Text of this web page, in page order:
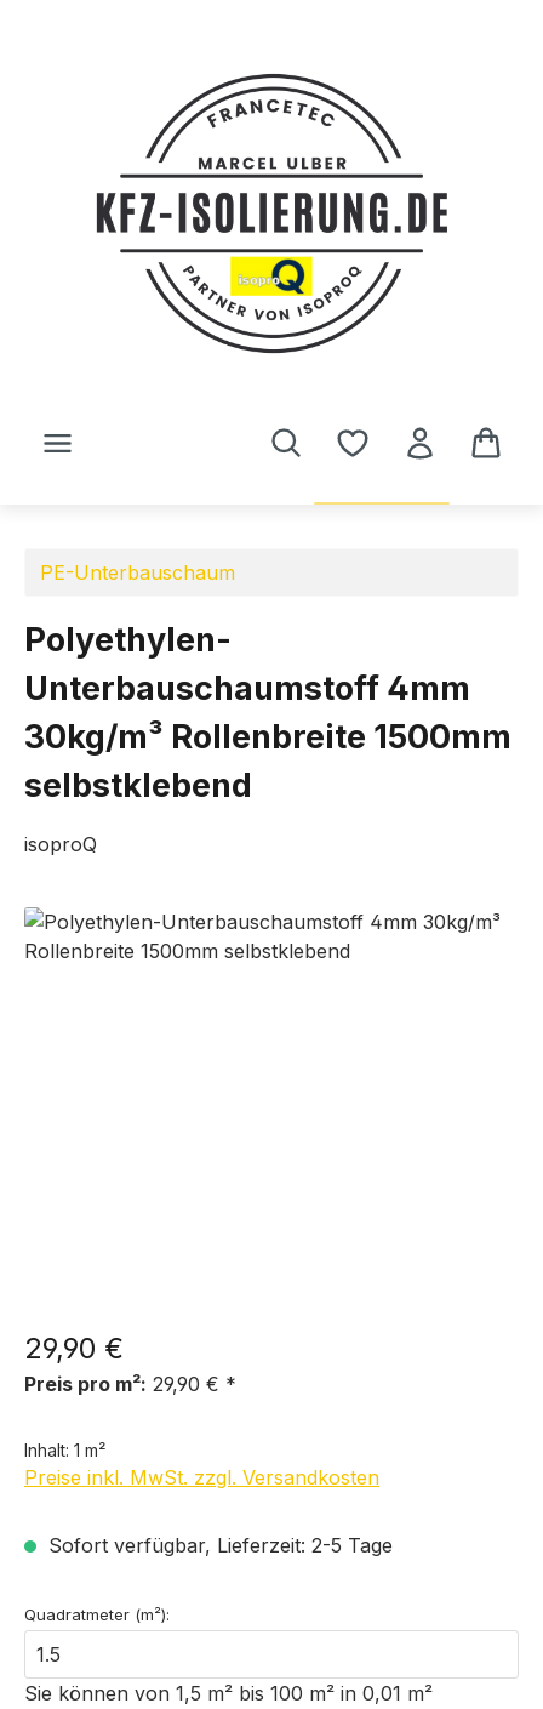
PE-Unterbauschaum
Polyethylen-
Unterbauschaumstoff 4mm
30kg/m³ Rollenbreite 1500mm
selbstklebend
isoproQ
Bildergalerie überspringen
29,90 €
Preis pro m²: 29,90 € *
Inhalt: 1 m²
Preise inkl. MwSt. zzgl. Versandkosten
Sofort verfügbar, Lieferzeit: 2-5 Tage
Quadratmeter (m²):
Sie können von 1,5 m² bis 100 m² in 0,01 m²